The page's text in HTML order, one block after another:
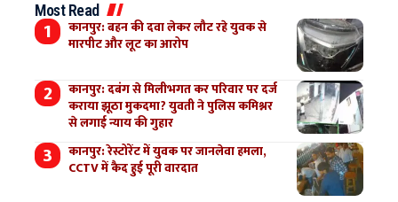
Most Read
कानपुर: बहन की दवा लेकर लौट रहे युवक से
मारपीट और लूट का आरोप
कानपुर: दबंग से मिलीभगत कर परिवार पर दर्ज
कराया झूठा मुकदमा? युवती ने पुलिस कमिश्नर
से लगाई न्याय की गुहार
कानपुर: रेस्टोरेंट में युवक पर जानलेवा हमला,
CCTV में कैद हुई पूरी वारदात